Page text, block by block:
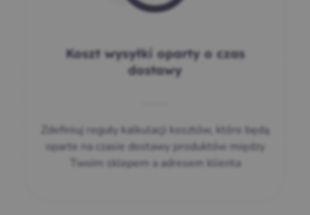
Koszt wysyłki oparty o czas
dostawy
Zdefiniuj reguły kalkulacji kosztów, które będą
oparte na czasie dostawy produktów między
Twoim sklepem a adresem klienta